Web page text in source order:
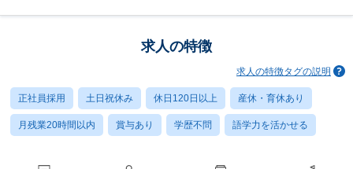
求人の特徴
求人の特徴タグの説明
正社員採用 土日祝休み 休日120日以上 産休・育休あり
月残業20時間以内 賞与あり 学歴不問 語学力を活かせる